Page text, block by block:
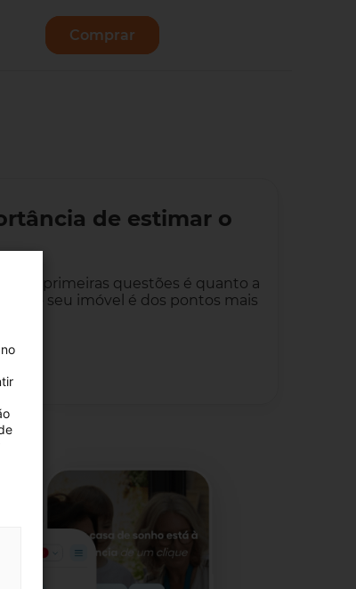
Comprar
de estimar o
das primeiras questões é quanto a
do seu imóvel é dos pontos mais
do…